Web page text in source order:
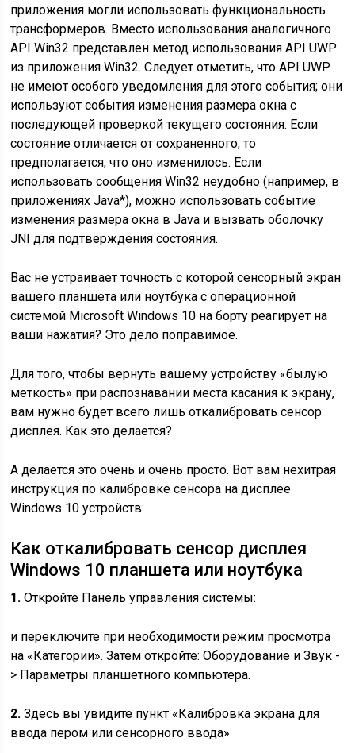
приложения могли использовать функциональность
трансформеров. Вместо использования аналогичного
API Win32 представлен метод использования API UWP
из приложения Win32. Следует отметить, что API UWP
не имеют особого уведомления для этого события; они
используют события изменения размера окна с
последующей проверкой текущего состояния. Если
состояние отличается от сохраненного, то
предполагается, что оно изменилось. Если
использовать сообщения Win32 неудобно (например, в
приложениях Java*), можно использовать событие
изменения размера окна в Java и вызвать оболочку
JNI для подтверждения состояния.
Вас не устраивает точность с которой сенсорный экран
вашего планшета или ноутбука с операционной
системой Microsoft Windows 10 на борту реагирует на
ваши нажатия? Это дело поправимое.
Для того, чтобы вернуть вашему устройству «былую
меткость» при распознавании места касания к экрану,
вам нужно будет всего лишь откалибровать сенсор
дисплея. Как это делается?
А делается это очень и очень просто. Вот вам нехитрая
инструкция по калибровке сенсора на дисплее
Windows 10 устройств:
Как откалибровать сенсор дисплея
Windows 10 планшета или ноутбука
1. Откройте Панель управления системы:
и переключите при необходимости режим просмотра
на «Категории». Затем откройте: Оборудование и Звук -
> Параметры планшетного компьютера.
2. Здесь вы увидите пункт «Калибровка экрана для
ввода пером или сенсорного ввода»